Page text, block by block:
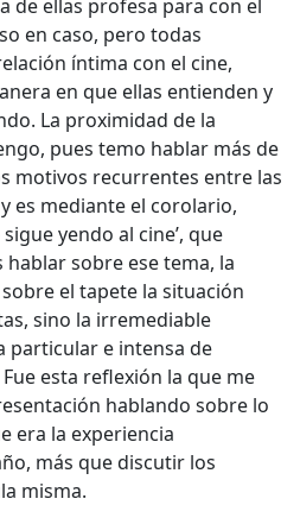
de ellas profesa para con el
en caso, pero todas
íntima con el cine,
en que ellas entienden y
La proximidad de la
pues temo hablar más de
motivos recurrentes entre las
es mediante el corolario,
yendo al cine’, que
sobre ese tema, la
el tapete la situación
sino la irremediable
particular e intensa de
esta reflexión la que me
hablando sobre lo
era la experiencia
más que discutir los
misma.